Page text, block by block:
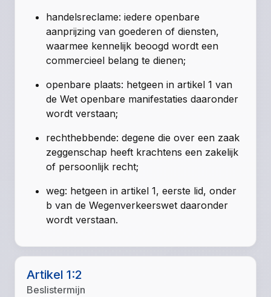
handelsreclame: iedere openbare
aanprijzing van goederen of diensten,
waarmee kennelijk beoogd wordt een
commercieel belang te dienen;
openbare plaats: hetgeen in artikel 1 van
de Wet openbare manifestaties daaronder
wordt verstaan;
rechthebbende: degene die over een zaak
zeggenschap heeft krachtens een zakelijk
of persoonlijk recht;
weg: hetgeen in artikel 1, eerste lid, onder
b van de Wegenverkeerswet daaronder
wordt verstaan.
Artikel 1:2
Beslistermijn